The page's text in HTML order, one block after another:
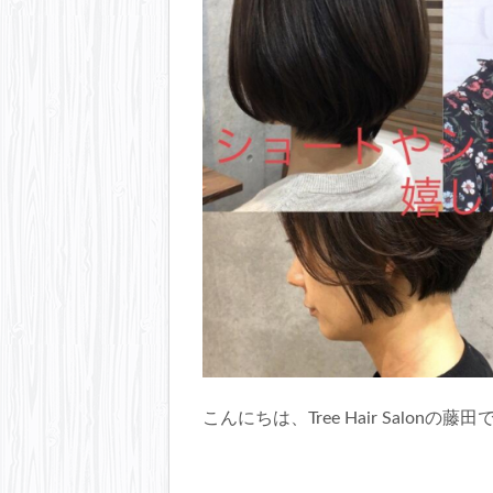
こんにちは、Tree Hair Salonの藤田